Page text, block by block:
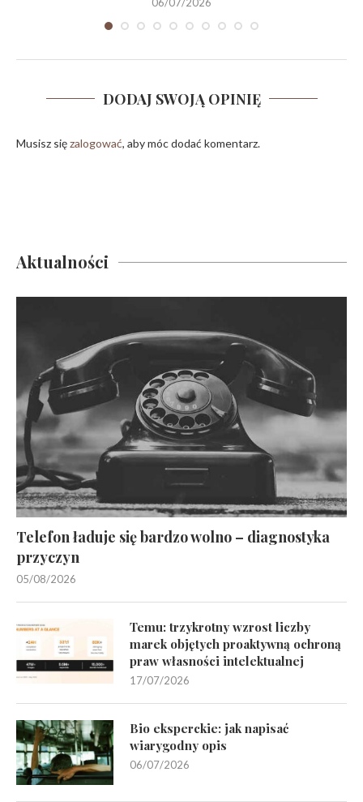
DODAJ SWOJĄ OPINIĘ
Musisz sięzalogować, aby móc dodać komentarz.
Aktualności
Telefon ładuje się bardzo wolno – diagnostyka
przyczyn
05/08/2026
Temu: trzykrotny wzrost liczby
marek objętych proaktywną ochroną
praw własności intelektualnej
17/07/2026
Bio eksperckie: jak napisać
wiarygodny opis
06/07/2026